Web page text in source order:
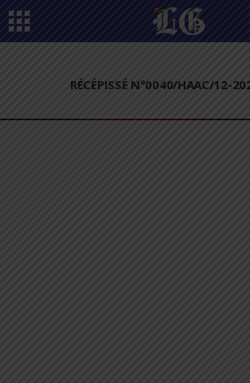
RÉCÉPISSÉ N°0040/HAAC/12-